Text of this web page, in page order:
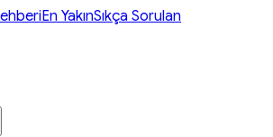
En YakınSıkça Sorulan